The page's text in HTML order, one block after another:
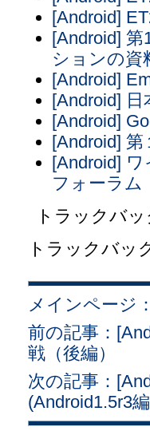
[Android]
[Android]
ションの資
[Android]
[Android]
[Android]
[Android]
[Android]
フォーラム
トラックバ
トラックバッ
メインページ
前の記事：
戦（後編）
次の記事：
(Android1.5r3